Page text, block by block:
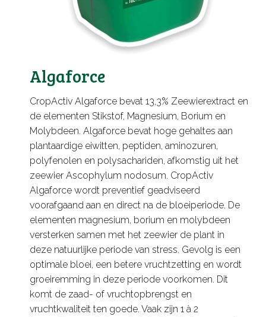
Algaforce
CropActiv Algaforce bevat 13,3% Zeewierextract en
de elementen Stikstof, Magnesium, Borium en
Molybdeen. Algaforce bevat hoge gehaltes aan
plantaardige eiwitten, peptiden, aminozuren,
polyfenolen en polysachariden, afkomstig uit het
zeewier Ascophylum nodosum. CropActiv
Algaforce wordt preventief geadviseerd
voorafgaand aan en direct na de bloeiperiode. De
elementen magnesium, borium en molybdeen
versterken samen met het zeewier de plant in
deze natuurlijke periode van stress. Gevolg is een
optimale bloei, een betere vruchtzetting en wordt
groeiremming in deze periode voorkomen. Dit
komt de zaad- of vruchtopbrengst en
vruchtkwaliteit ten goede. Vaak zijn 1 à 2